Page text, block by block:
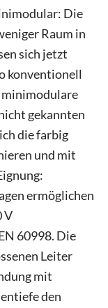
Die
Raum in
sich jetzt
konventionell
minimodulare
gekannten
die farbig
und mit
ermöglichen
V
60998. Die
Leiter
mit
den